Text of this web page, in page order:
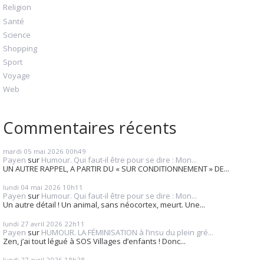
Religion
Santé
Science
Shopping
Sport
Voyage
Web
Commentaires récents
mardi 05 mai 2026 00h49
Payen sur Humour. Qui faut-il être pour se dire : Mon...
UN AUTRE RAPPEL, A PARTIR DU « SUR CONDITIONNEMENT » DE...
lundi 04 mai 2026 10h11
Payen sur Humour. Qui faut-il être pour se dire : Mon...
Un autre détail ! Un animal, sans néocortex, meurt. Une...
lundi 27 avril 2026 22h11
Payen sur HUMOUR. LA FÉMINISATION à l’insu du plein gré...
Zen, j’ai tout légué à SOS Villages d’enfants ! Donc...